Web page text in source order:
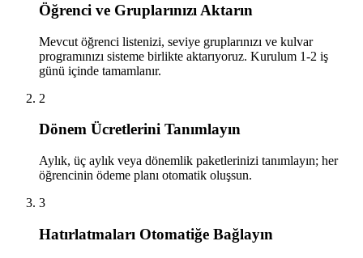
Öğrenci ve Gruplarınızı Aktarın
Mevcut öğrenci listenizi, seviye gruplarınızı ve kulvar
programınızı sisteme birlikte aktarıyoruz. Kurulum 1-2 iş
günü içinde tamamlanır.
2
Dönem Ücretlerini Tanımlayın
Aylık, üç aylık veya dönemlik paketlerinizi tanımlayın; her
öğrencinin ödeme planı otomatik oluşsun.
3
Hatırlatmaları Otomatiğe Bağlayın